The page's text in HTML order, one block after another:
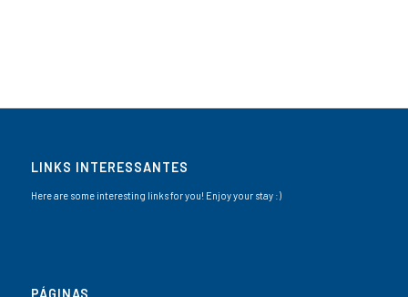
LINKS INTERESSANTES
Here are some interesting links for you! Enjoy your stay :)
PÁGINAS